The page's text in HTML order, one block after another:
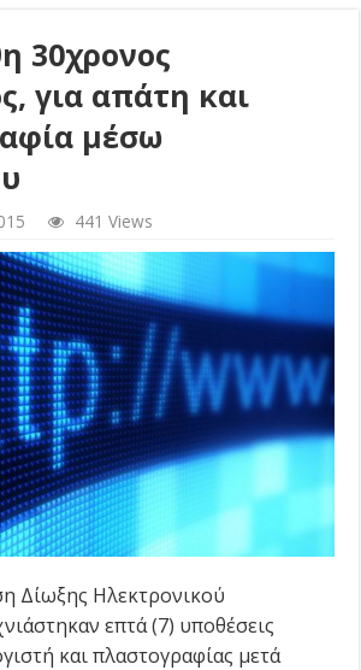
30χρονος
για απάτη και
μέσω
441 Views
Δίωξης Ηλεκτρονικού
επτά (7) υποθέσεις
και πλαστογραφίας μετά